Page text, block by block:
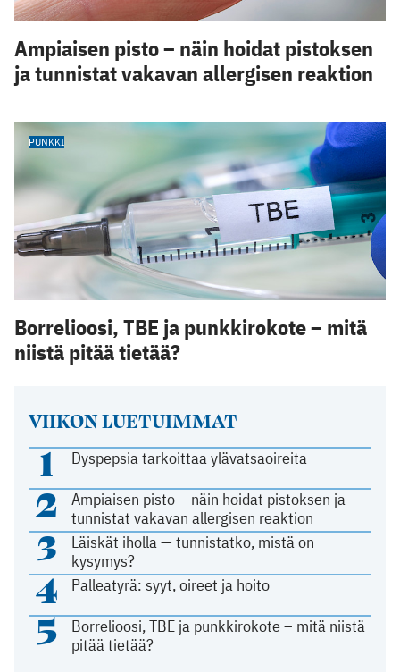
VIIKON LUETUIMMAT
1 Dyspepsia tarkoittaa ylävatsaoireita
2
Ampiaisen pisto – näin hoidat pistoksen ja
tunnistat vakavan allergisen reaktion
3
Läiskät iholla — tunnistatko, mistä on
kysymys?
4 Palleatyrä: syyt, oireet ja hoito
5
Borrelioosi, TBE ja punkkirokote – mitä niistä
pitää tietää?
Ampiaisen pisto – näin hoidat pistoksen
ja tunnistat vakavan allergisen reaktion
PUNKKI
Borrelioosi, TBE ja punkkirokote – mitä
niistä pitää tietää?